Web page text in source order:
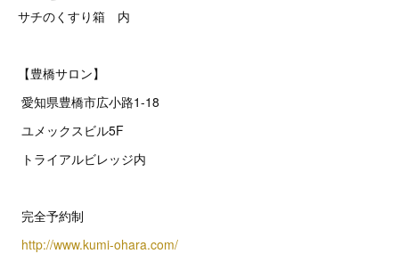
サチのくすり箱 内
【豊橋サロン】
愛知県豊橋市広小路1-18
ユメックスビル5F
トライアルビレッジ内
完全予約制
http://www.kumi-ohara.com/